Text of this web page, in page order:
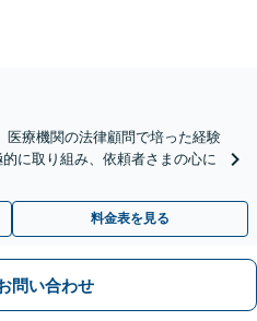
医療機関の法律顧問で培った経験
に取り組み、依頼者さまの心に
料金表を見る
問い合わせ